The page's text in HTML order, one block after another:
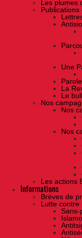
Les plumes
Publications
Une
La
Le
Nos
Nos
Nos
Les actions
Informations
Brèves de
Lutte contre
Sans-